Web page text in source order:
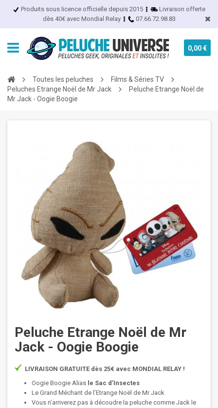
Produits sous licence officielle depuis 2015
Livraison offerte
dès 40€ avec Mondial Relay
07.66.72.98.83
0,00 €
Toutes les peluches
Films & Séries TV
Peluches Etrange Noël de Mr Jack
Peluche Etrange Noël de
Mr Jack - Oogie Boogie
Peluche Etrange Noël de Mr
Jack - Oogie Boogie
LIVRAISON GRATUITE dès 25€ avec MONDIAL RELAY !
Oogie Boogie Alias le Sac d’Insectes
Le Grand Méchant de l’Etrange Noël de Mr Jack
Vous n’arriverez pas à découdre la peluche comme Jack le